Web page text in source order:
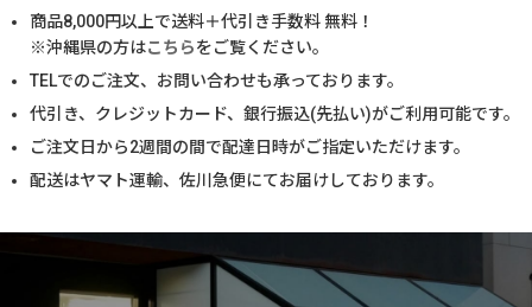
商品8,000円以上で送料＋代引き手数料 無料！
※沖縄県の方はこちらをご覧ください。
TELでのご注文、お問い合わせも承っております。
代引き、クレジットカード、銀行振込(先払い)がご利用可能です。
ご注文日から2週間の間で配達日時がご指定いただけます。
配送はヤマト運輸、佐川急便にてお届けしております。